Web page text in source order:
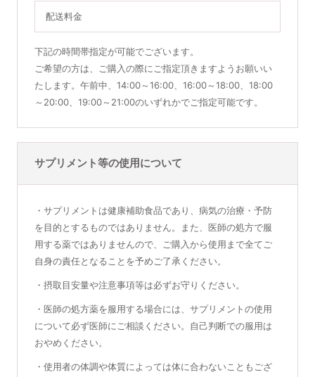
配送料金
下記の時間帯指定が可能でございます。
ご希望の方は、ご購入の際にご指定頂きますようお願いい
たします。午前中、14:00～16:00、16:00～18:00、18:00
～20:00、19:00～21:00のいずれかでご指定可能です。
サプリメント等の使用について
・サプリメントは健康補助食品であり、病気の治療・予防
を目的とするものではありません。また、医師の処方で服
用する薬ではありませんので、ご購入から使用まで全てご
自身の責任となることを予めご了承ください。
・摂取目安量や注意事項等は必ずお守りください。
・医師の処方薬を服用する場合には、サプリメントの使用
について必ず医師にご相談ください。自己判断での服用は
おやめください。
・使用者の体調や体質によっては体に合わないこともござ